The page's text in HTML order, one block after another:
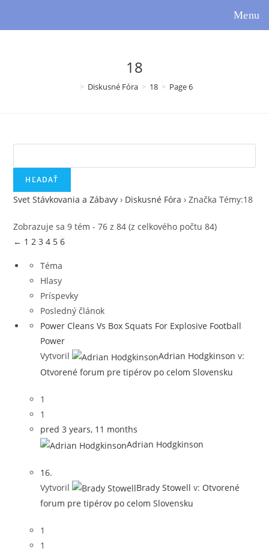
Menu
18
> Diskusné Fóra > 18 > Page 6
Svet Stávkovania a Zábavy › Diskusné Fóra › Značka Témy:18
Zobrazuje sa 9 tém - 76 z 84 (z celkového počtu 84)
← 1 2 3 4 5 6
Téma
Hlasy
Príspevky
Posledný článok
Power Cleans Vs Box Squats For Explosive Football
Power
Vytvoril
Adrian Hodgkinson v:
Otvorené forum pre tipérov po celom Slovensku
1
1
pred 3 years, 11 months
Adrian Hodgkinson
16.
Vytvoril
Brady Stowell v: Otvorené
forum pre tipérov po celom Slovensku
1
1